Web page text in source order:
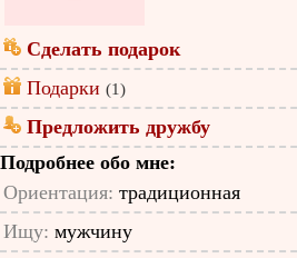
Сделать подарок
Подарки (1)
Предложить дружбу
Подробнее обо мне:
Ориентация: традиционная
Ищу: мужчину